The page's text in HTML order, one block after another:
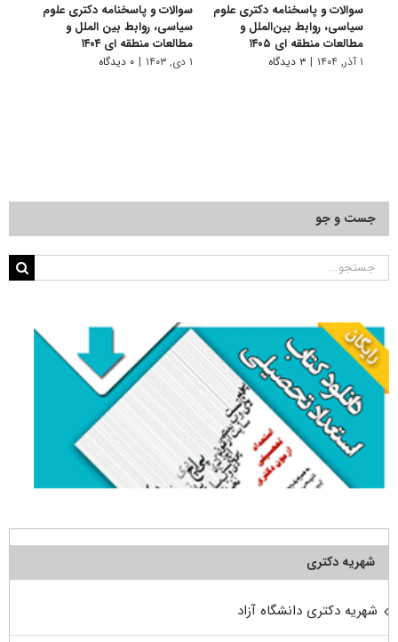
سوالات و پاسخنامه دکتری علوم
سیاسی، روابط بین‌الملل و
مطالعات منطقه ای ۱۴۰۵
۱ آذر, ۱۴۰۴ | ۳ دیدگاه
سوالات و پاسخنامه دکتری علوم
سیاسی، روابط بین الملل و
مطالعات منطقه ای ۱۴۰۴
۱ دی, ۱۴۰۳ | ۰ دیدگاه
جست و جو
جستجو
شهریه دکتری
شهریه دکتری دانشگاه آزاد